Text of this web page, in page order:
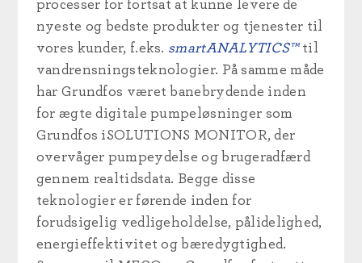
processer for fortsat at kunne levere de
nyeste og bedste produkter og tjenester til
vores kunder, f.eks. smartANALYTICS™til
vandrensningsteknologier. På samme måde
har Grundfos været banebrydende inden
for ægte digitale pumpeløsninger som
Grundfos iSOLUTIONS MONITOR, der
overvåger pumpeydelse og brugeradfærd
gennem realtidsdata. Begge disse
teknologier er førende inden for
forudsigelig vedligeholdelse, pålidelighed,
energieffektivitet og bæredygtighed.